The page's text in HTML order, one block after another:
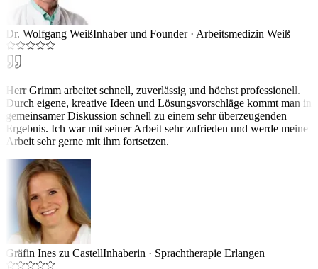
Dr. Wolfgang WeißInhaber und Founder· Arbeitsmedizin Weiß
Herr Grimm arbeitet schnell, zuverlässig und höchst professionell.
Durch eigene, kreative Ideen und Lösungsvorschläge kommt man in
gemeinsamer Diskussion schnell zu einem sehr überzeugenden
Ergebnis. Ich war mit seiner Arbeit sehr zufrieden und werde meine
Arbeit sehr gerne mit ihm fortsetzen.
Gräfin Ines zu CastellInhaberin · Sprachtherapie Erlangen